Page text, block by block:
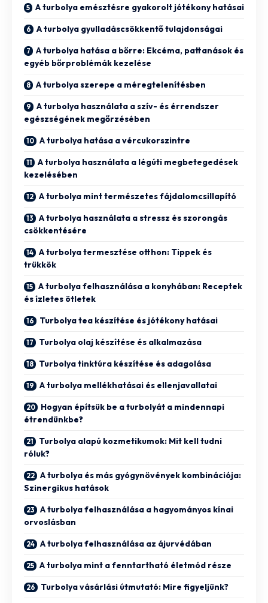
A turbolya emésztésre gyakorolt jótékony hatásai
A turbolya gyulladáscsökkentő tulajdonságai
A turbolya hatása a bőrre: Ekcéma, pattanások és
egyéb bőrproblémák kezelése
A turbolya szerepe a méregtelenítésben
A turbolya használata a szív- és érrendszer
egészségének megőrzésében
A turbolya hatása a vércukorszintre
A turbolya használata a légúti megbetegedések
kezelésében
A turbolya mint természetes fájdalomcsillapító
A turbolya használata a stressz és szorongás
csökkentésére
A turbolya termesztése otthon: Tippek és
trükkök
A turbolya felhasználása a konyhában: Receptek
és ízletes ötletek
Turbolya tea készítése és jótékony hatásai
Turbolya olaj készítése és alkalmazása
Turbolya tinktúra készítése és adagolása
A turbolya mellékhatásai és ellenjavallatai
Hogyan építsük be a turbolyát a mindennapi
étrendünkbe?
Turbolya alapú kozmetikumok: Mit kell tudni
róluk?
A turbolya és más gyógynövények kombinációja:
Szinergikus hatások
A turbolya felhasználása a hagyományos kínai
orvoslásban
A turbolya felhasználása az ájurvédában
A turbolya mint a fenntartható életmód része
Turbolya vásárlási útmutató: Mire figyeljünk?